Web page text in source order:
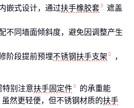
嵌式设计，通过扶手橡胶套
遮盖
不同墙面倾斜度，避免因调整产生
阶段提前预埋不锈钢扶手支架
，
特别注意扶手固定件
的承重能
虽然更轻便，但不锈钢材质的扶手